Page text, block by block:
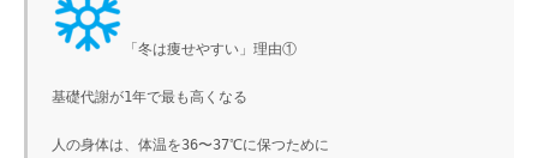
「冬は痩せやすい」理由①
基礎代謝が1年で最も高くなる
人の身体は、体温を36〜37℃に保つために